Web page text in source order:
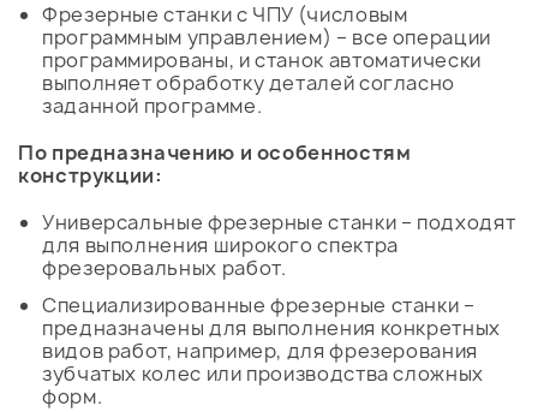
Фрезерные станки с ЧПУ (числовым
программным управлением) – все операции
программированы, и станок автоматически
выполняет обработку деталей согласно
заданной программе.
По предназначению и особенностям
конструкции:
Универсальные фрезерные станки – подходят
для выполнения широкого спектра
фрезеровальных работ.
Специализированные фрезерные станки –
предназначены для выполнения конкретных
видов работ, например, для фрезерования
зубчатых колес или производства сложных
форм.